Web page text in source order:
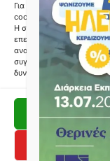
Για να παρέχουμε την
cookies για την
Η συγκατάθεση σε αυτές
επεξεργαστούμε
αναγνωριστικά σε αυτόν
συγκατάθεσης, μπορεί να
δυνατότητες και
ΌΡΟΙ ΚΑΙ
ΑΠΟΠΟΊΗΣΗ